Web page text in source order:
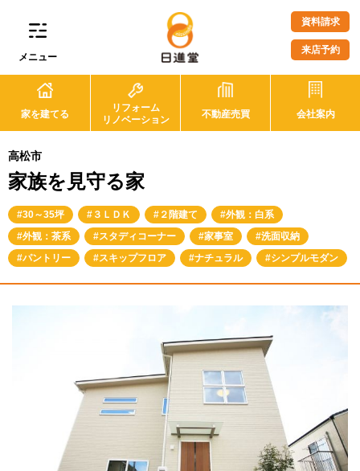
メニュー
資料請求
来店予約
家を建てる
リフォーム
リノベーション
不動産売買 会社案内
高松市
家族を見守る家
30～35坪 ３ＬＤＫ ２階建て
外観：白系
外観：茶系
スタディコーナー 家事室
洗面収納
パントリー
スキップフロア ナチュラル シンプルモダン